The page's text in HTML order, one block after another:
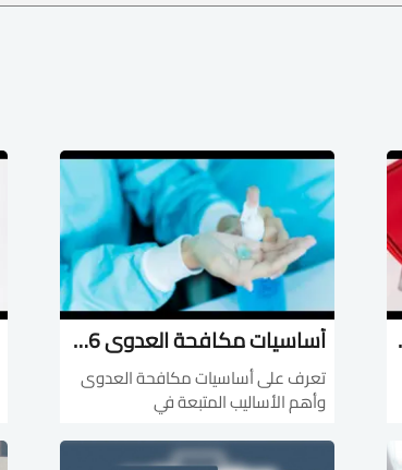
أساسيات مكافحة العدوى 2026 | دليلك لحماية بيئة العمل من الأمراض
تعرف على أساسيات مكافحة العدوى
وأهم الأساليب المتبعة في
تطبيقية لإدارة المخاطر البيولوجية